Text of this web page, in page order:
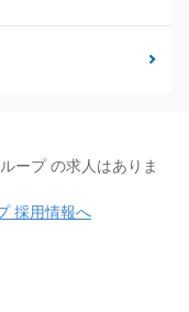
ープ の求人はありま
採用情報へ